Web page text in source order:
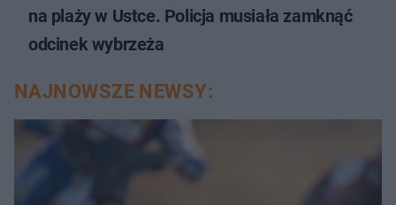
na plaży w Ustce. Policja musiała zamknąć
odcinek wybrzeża
NAJNOWSZE NEWSY: